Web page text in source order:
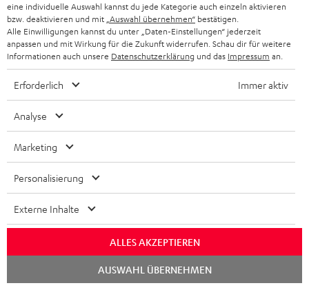
Notwendiges Zubehör ist im Lieferumfang
enthalten.
Weiteres Zubehör
5,0 m Subwoofer-Kabel
1,5 m Koaxial-Kabel C7515D
eine individuelle Auswahl kannst du jede Kategorie auch einzeln aktivieren
bzw. deaktivieren und mit „Auswahl übernehmen“ bestätigen.
Alle Einwilligungen kannst du unter „Daten-Einstellungen“ jederzeit
anpassen und mit Wirkung für die Zukunft widerrufen. Schau dir für weitere
Informationen auch unsere Datenschutzerklärung und das Impressum an.
Erforderlich Immer aktiv
Analyse
Marketing
Personalisierung
Externe Inhalte
ALLES AKZEPTIEREN
AUSWAHL ÜBERNEHMEN